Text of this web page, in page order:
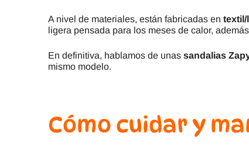
A nivel de materiales, están fabricadas en textil/
ligera pensada para los meses de calor,
En definitiva, hablamos de unas sandalias
mismo modelo.
Cómo cuidar y